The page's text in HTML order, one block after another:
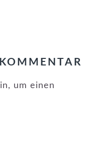
um einen